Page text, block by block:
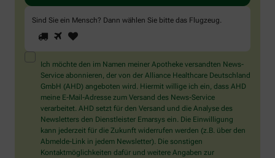
Sind Sie ein Mensch? Dann wählen Sie bitte das Flugzeug
Sie
ein
Mensch?
Dann
wählen
Sie
bitte
das
Flugzeug.
1 2
Ich möchte den im Namen meiner Apotheke versandten News-
Service abonnieren, der von der Alliance Healthcare Deutschland
GmbH (AHD) angeboten wird. Hiermit willige ich ein, dass AHD
meine E-Mail-Adresse zum Versand des News-Service
verarbeitet. AHD setzt für den Versand und die Analyse des
Newsletters den Dienstleister Emarsys ein. Die Einwilligung
kann jederzeit für die Zukunft widerrufen werden (z.B. über den
Abmelde-Link in jedem Newsletter). Die sonstigen
Kontaktmöglichkeiten dafür und weitere Angaben zur